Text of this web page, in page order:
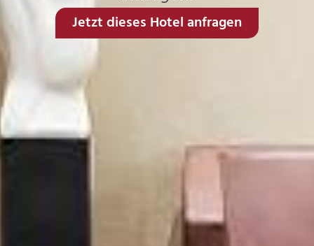
Jetzt dieses Hotel anfragen